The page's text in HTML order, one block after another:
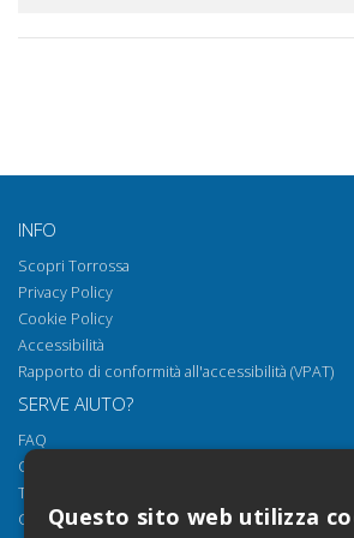
INFO
Scopri Torrossa
Privacy Policy
Cookie Policy
Accessibilità
Rapporto di conformità all'accessibilità (VPAT)
SERVE AIUTO?
FAQ
Come aprire i nostri documenti
Torrossa Reader
Condizioni d'uso
Questo sito web utilizza